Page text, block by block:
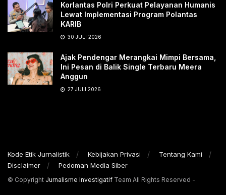
Korlantas Polri Perkuat Pelayanan Humanis
Lewat Implementasi Program Polantas
KARIB
30 JULI 2026
Ajak Pendengar Merangkai Mimpi Bersama,
Ini Pesan di Balik Single Terbaru Meera
Anggun
27 JULI 2026
Kode Etik Jurnalistik Kebijakan Privasi
Tentang Kami
Disclaimer
Pedoman Media Siber
© Copyright Jurnalisme Investigatif Team All Rights Reserved -